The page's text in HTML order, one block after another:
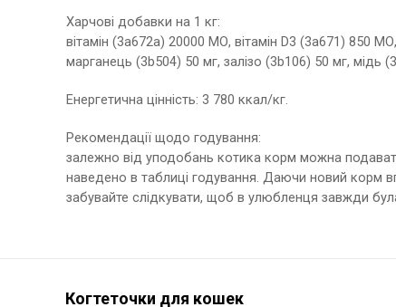
Харчові добавки на 1 кг:
вітамін (3a672a) 20000 МО, вітамін D3 (3a671) 850
марганець (3b504) 50 мг, залізо (3b106) 50 мг, мідь
Енергетична цінність: 3 780 ккал/кг.
Рекомендації щодо годування:
залежно від уподобань котика корм можна
наведено в таблиці годування. Даючи новий корм
забувайте слідкувати, щоб в улюбленця завжди
Когтеточки для кошек